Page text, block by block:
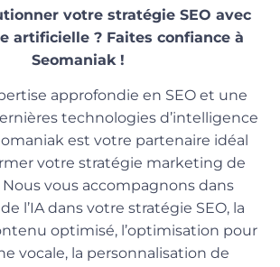
votre stratégie SEO avec
artificielle ? Faites confiance à
Seomaniak !
approfondie en SEO et une
technologies d’intelligence
est votre partenaire idéal
votre stratégie marketing de
vous accompagnons dans
l’IA dans votre stratégie SEO, la
optimisé, l’optimisation pour
vocale, la personnalisation de